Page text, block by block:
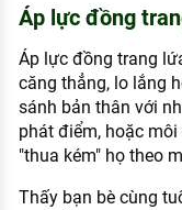
HƯỚNG NGHIỆP
Đặc trưng từng
Xu hướng việc
XÂY DỰNG VÀ
NHÂN SỰ
TUYỂN DỤNG VIỆC
Áp lực đồng
Áp lực đồng trang
căng thẳng, lo lắng
sánh bản thân với
phát điểm, hoặc
"thua kém" họ theo
Thấy bạn bè cùng